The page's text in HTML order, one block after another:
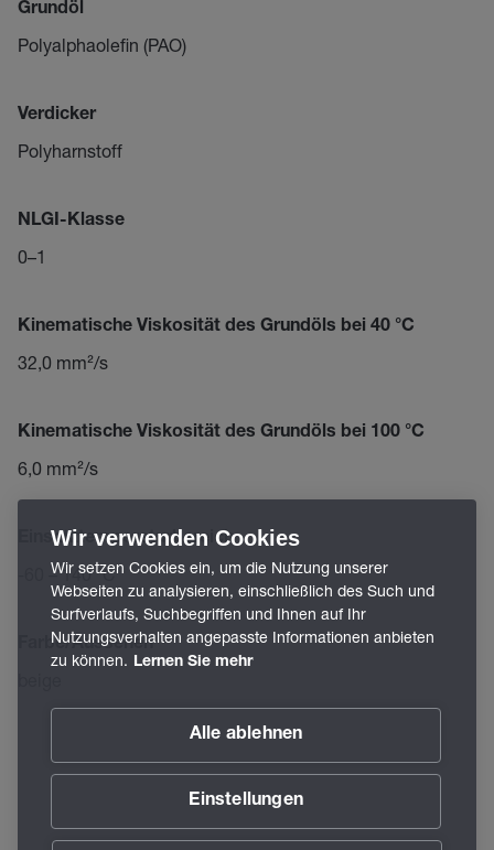
Grundöl
Polyalphaolefin (PAO)
Verdicker
Polyharnstoff
NLGI-Klasse
0–1
Kinematische Viskosität des Grundöls bei 40 °C
32,0 mm²/s
Kinematische Viskosität des Grundöls bei 100 °C
6,0 mm²/s
Einsatztemperaturbereich
-60 – 140 °C
Farbe/Aussehen
Wir verwenden Cookies
Wir setzen Cookies ein, um die Nutzung unserer
Webseiten zu analysieren, einschließlich des Such und
Surfverlaufs, Suchbegriffen und Ihnen auf Ihr
Nutzungsverhalten angepasste Informationen anbieten
zu können. Lernen Sie mehr
Alle ablehnen
Einstellungen